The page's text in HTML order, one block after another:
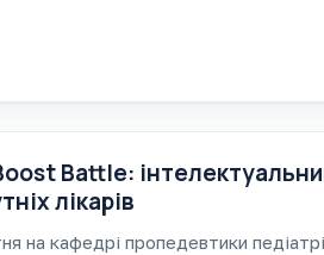
Battle:
лікарів
на кафедрі пропедевтики